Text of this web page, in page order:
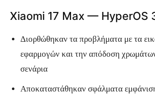
Xiaomi 17 Max — HyperOS
Διορθώθηκαν τα προβλήματα με τα
εφαρμογών και την απόδοση
σενάρια
Αποκαταστάθηκαν σφάλματα